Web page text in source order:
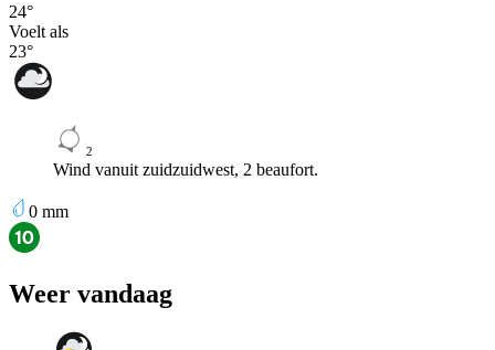
24°
Voelt als
23°
2
Wind vanuit zuidzuidwest, 2 beaufort.
0 mm
Weer vandaag